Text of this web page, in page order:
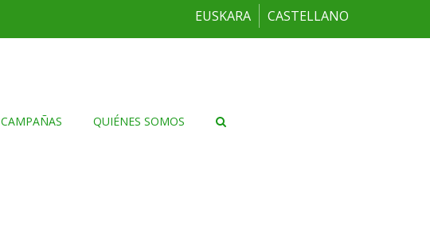
EUSKARA CASTELLANO
CAMPAÑAS QUIÉNES SOMOS